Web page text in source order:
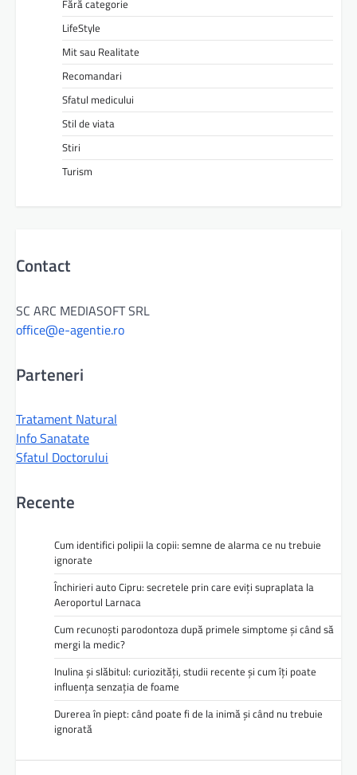
Fără categorie
LifeStyle
Mit sau Realitate
Recomandari
Sfatul medicului
Stil de viata
Stiri
Turism
Contact
SC ARC MEDIASOFT SRL
office@e-agentie.ro
Parteneri
Tratament Natural
Info Sanatate
Sfatul Doctorului
Recente
Cum identifici polipii la copii: semne de alarma ce nu trebuie
ignorate
Închirieri auto Cipru: secretele prin care eviți supraplata la
Aeroportul Larnaca
Cum recunoști parodontoza după primele simptome și când să
mergi la medic?
Inulina și slăbitul: curiozități, studii recente și cum îți poate
influența senzația de foame
Durerea în piept: când poate fi de la inimă și când nu trebuie
ignorată